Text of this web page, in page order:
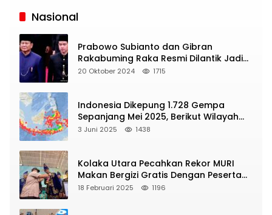
Nasional
Prabowo Subianto dan Gibran
Rakabuming Raka Resmi Dilantik Jadi
Presiden dan Wapres RI
20 Oktober 2024 1715
Indonesia Dikepung 1.728 Gempa
Sepanjang Mei 2025, Berikut Wilayah
Yang Intens Diguncang!
3 Juni 2025 1438
Kolaka Utara Pecahkan Rekor MURI
Makan Bergizi Gratis Dengan Peserta
Terbanyak
18 Februari 2025 1196